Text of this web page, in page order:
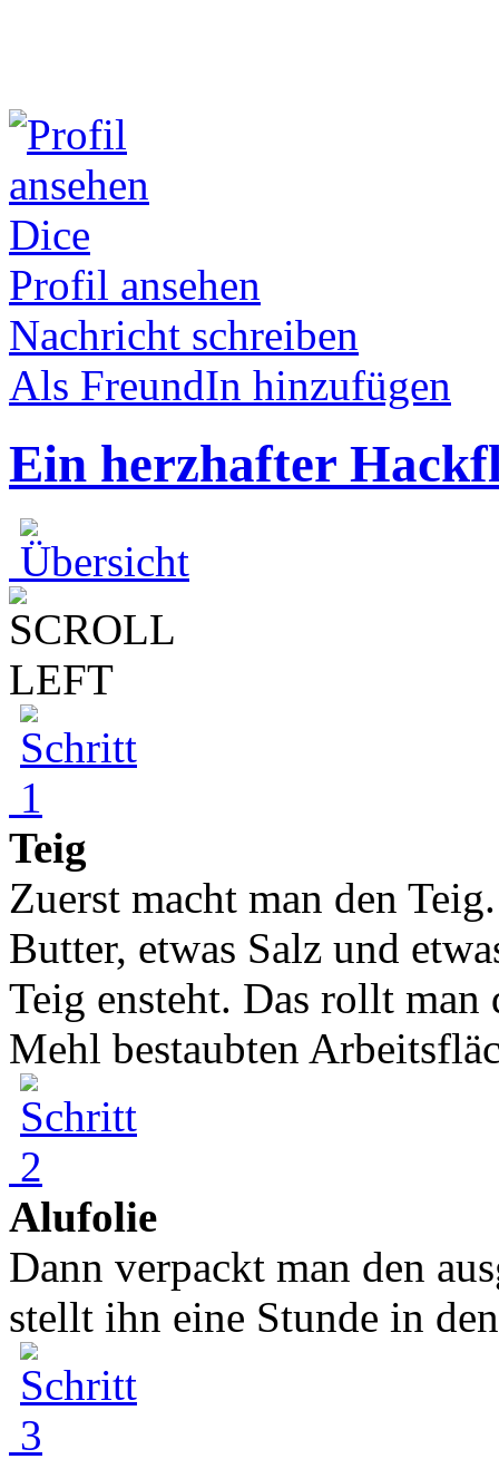
Dice
Profil ansehen
Nachricht schreiben
Als FreundIn hinzufügen
Ein herzhafter
Teig
Zuerst macht man den
Butter, etwas Salz und
Teig ensteht. Das rollt
Mehl bestaubten
Alufolie
Dann verpackt man den
stellt ihn eine Stunde in